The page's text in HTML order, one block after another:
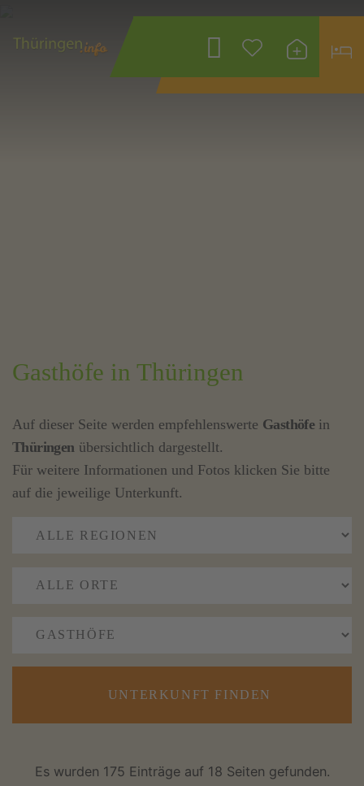
Wonach suchen
Gasthöfe in Thüringen
Auf dieser Seite werden empfehlenswerte Gasthöfein
Thüringenübersichtlich dargestellt.
Für weitere Informationen und Fotos klicken Sie bitte
auf die jeweilige Unterkunft.
UNTERKUNFT FINDEN
Es wurden 175 Einträge auf 18 Seiten gefunden.